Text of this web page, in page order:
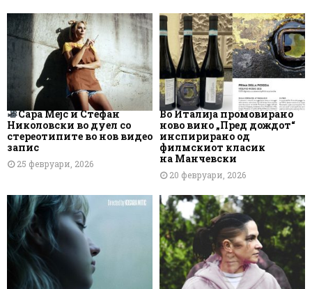
Сара Мејс и Стефан
Николовски во дуел со
стереотипите во нов видео
запис
25 февруари, 2026
Во Италија промовирано
ново вино „Пред дождот“
инспирирано од
филмскиот класик
на Манчевски
20 февруари, 2026